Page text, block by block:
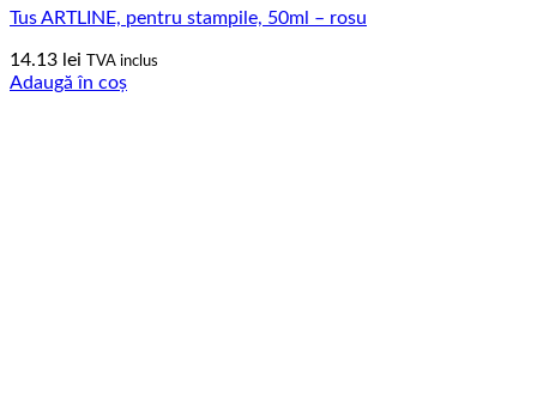
Tus ARTLINE, pentru stampile, 50ml – rosu
14.13 lei TVA inclus
Adaugă în coș